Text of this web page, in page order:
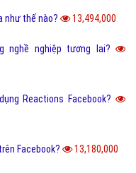
như thế nào? 13,494,000
nghề nghiệp tương lai?
Reactions Facebook?
Facebook? 13,180,000